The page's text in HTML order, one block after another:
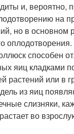
и, вероятно,
на
но в основном
способен
яиц кладками
растений или в
из яиц
слизняки,
во